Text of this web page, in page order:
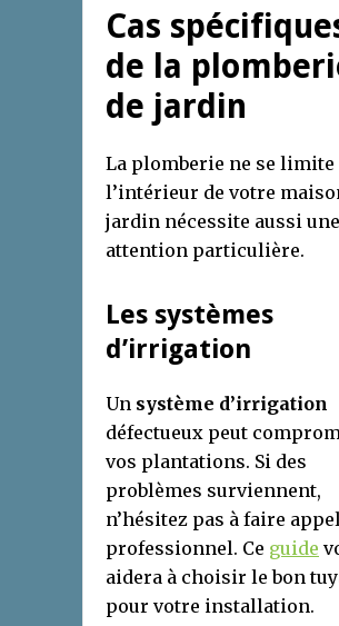
Cas
de la
de jardin
La plomberie ne se limite
l’intérieur de votre
jardin nécessite aussi une
attention particulière.
Les systèmes
d’irrigation
Un système d’irrigation
défectueux peut
vos plantations. Si des
problèmes surviennent,
n’hésitez pas à faire
professionnel. Ce guide
aidera à choisir le bon
pour votre installation.